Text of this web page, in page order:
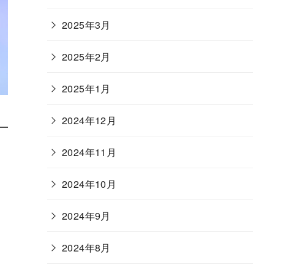
2025年3月
2025年2月
2025年1月
2024年12月
2024年11月
2024年10月
2024年9月
2024年8月